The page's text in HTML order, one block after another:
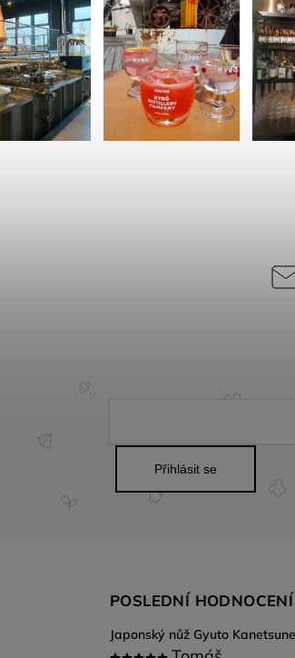
POSLEDNÍ
Přihlásit se